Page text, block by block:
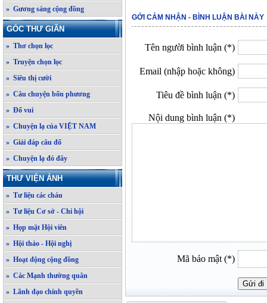
» Gương sáng cộng đồng
GÓC THƯ GIÃN
» Thơ chọn lọc
» Truyện chọn lọc
» Siêu thị cười
» Câu chuyện bốn phương
» Đố vui
» Chuyện lạ của VIỆT NAM
» Giải đáp câu đố
» Chuyện lạ đó đây
THƯ VIỆN ẢNH
» Tư liệu các cháu
» Tư liệu Cơ sở - Chi hội
» Họp mặt Hội viên
» Hội thảo - Hội nghị
» Hoạt động cộng đồng
» Các Mạnh thường quân
» Lãnh đạo chính quyền
GỞI CẢM NHẬN - BÌNH LUẬN BÀI NÀY
Tên người bình luận (*)
Email (nhập hoặc không)
Tiêu đề bình luận (*)
Nội dung bình luận (*)
Mã bảo mật (*)